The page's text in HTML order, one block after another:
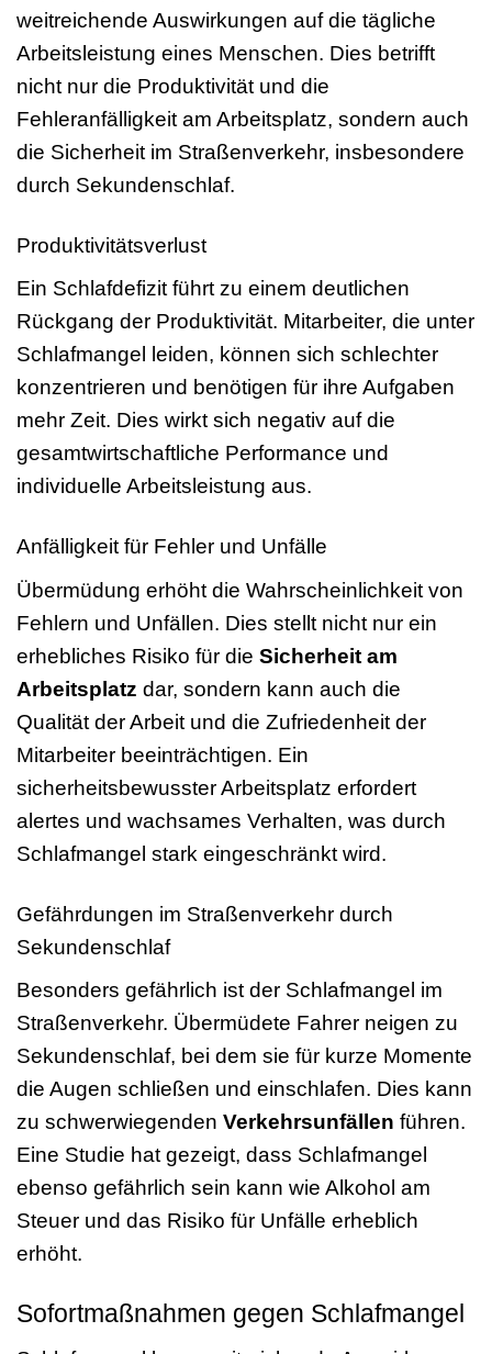
weitreichende Auswirkungen auf die tägliche
Arbeitsleistung eines Menschen. Dies betrifft
nicht nur die Produktivität und die
Fehleranfälligkeit am Arbeitsplatz, sondern auch
die Sicherheit im Straßenverkehr, insbesondere
durch Sekundenschlaf.
Produktivitätsverlust
Ein Schlafdefizit führt zu einem deutlichen
Rückgang der Produktivität. Mitarbeiter, die unter
Schlafmangel leiden, können sich schlechter
konzentrieren und benötigen für ihre Aufgaben
mehr Zeit. Dies wirkt sich negativ auf die
gesamtwirtschaftliche Performance und
individuelle Arbeitsleistung aus.
Anfälligkeit für Fehler und Unfälle
Übermüdung erhöht die Wahrscheinlichkeit von
Fehlern und Unfällen. Dies stellt nicht nur ein
erhebliches Risiko für die Sicherheit am
Arbeitsplatz dar, sondern kann auch die
Qualität der Arbeit und die Zufriedenheit der
Mitarbeiter beeinträchtigen. Ein
sicherheitsbewusster Arbeitsplatz erfordert
alertes und wachsames Verhalten, was durch
Schlafmangel stark eingeschränkt wird.
Gefährdungen im Straßenverkehr durch
Sekundenschlaf
Besonders gefährlich ist der Schlafmangel im
Straßenverkehr. Übermüdete Fahrer neigen zu
Sekundenschlaf, bei dem sie für kurze Momente
die Augen schließen und einschlafen. Dies kann
zu schwerwiegenden Verkehrsunfällen führen.
Eine Studie hat gezeigt, dass Schlafmangel
ebenso gefährlich sein kann wie Alkohol am
Steuer und das Risiko für Unfälle erheblich
erhöht.
Sofortmaßnahmen gegen Schlafmangel